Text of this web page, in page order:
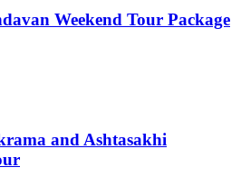
Weekend Tour Package
and Ashtasakhi